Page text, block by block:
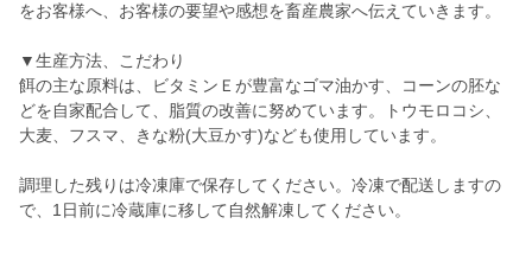
をお客様へ、お客様の要望や感想を畜産農家へ伝えていきます。
▼生産方法、こだわり
餌の主な原料は、ビタミンＥが豊富なゴマ油かす、コーンの胚な
どを自家配合して、脂質の改善に努めています。トウモロコシ、
大麦、フスマ、きな粉(大豆かす)なども使用しています。
調理した残りは冷凍庫で保存してください。冷凍で配送しますの